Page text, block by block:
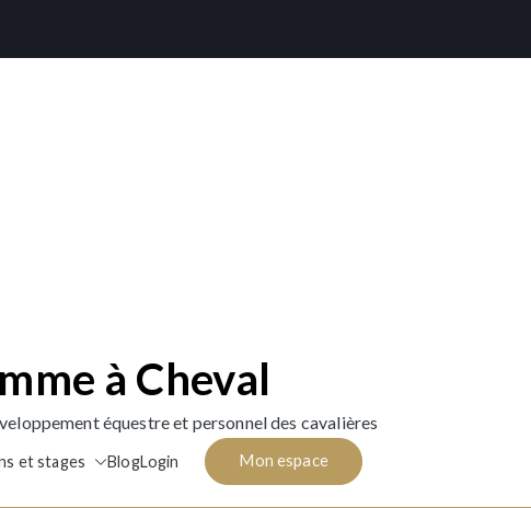
à Cheval
équestre et personnel des cavalières
et stages BlogLogin Mon espace